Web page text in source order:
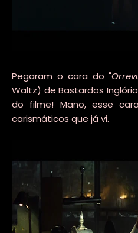
Pegaram o cara do "
Waltz) de Bastardos
do filme! Mano, esse
carismáticos que já vi.